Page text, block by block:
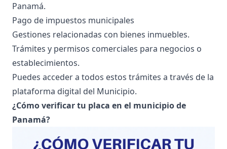
Panamá.
Pago de impuestos municipales
Gestiones relacionadas con bienes inmuebles.
Trámites y permisos comerciales para negocios o
establecimientos.
Puedes acceder a todos estos trámites a través de la
plataforma digital del Municipio.
¿Cómo verificar tu placa en el municipio de
Panamá?